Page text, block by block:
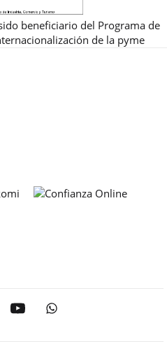
beneficiario del Programa de
de la pyme